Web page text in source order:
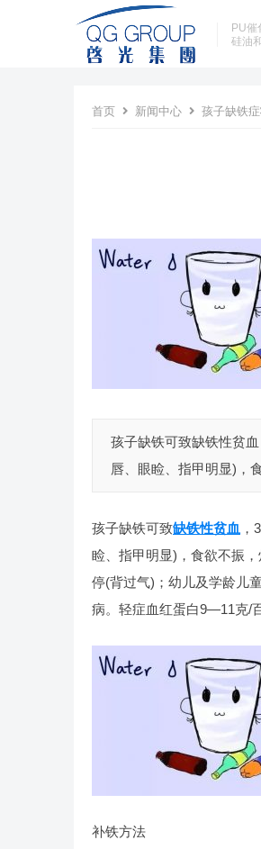
PU催
硅油
首页 新闻中心 孩子缺铁
孩子缺铁可致缺铁性贫
唇、眼睑、指甲明显)，
孩子缺铁可致缺铁性贫血
睑、指甲明显)，食欲不振
停(背过气)；幼儿及学龄儿
病。轻症血红蛋白9—11克/
补铁方法